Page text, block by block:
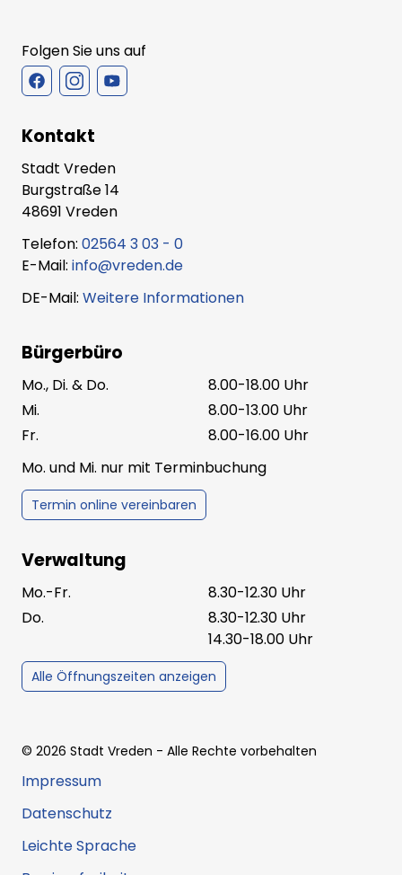
Folgen Sie uns auf
Kontakt
Stadt Vreden
Burgstraße 14
48691 Vreden
Telefon: 02564 3 03 - 0
E-Mail: info@vreden.de
DE-Mail: Weitere Informationen
Bürgerbüro
Mo., Di. & Do.
8.00-18.00 Uhr
Mi.
8.00-13.00 Uhr
Fr.
8.00-16.00 Uhr
Mo. und Mi. nur mit Terminbuchung
Termin online vereinbaren
Verwaltung
Mo.-Fr.
8.30-12.30 Uhr
Do.
8.30-12.30 Uhr
14.30-18.00 Uhr
Alle Öffnungszeiten anzeigen
© 2026 Stadt Vreden - Alle Rechte vorbehalten
Impressum
Datenschutz
Leichte Sprache